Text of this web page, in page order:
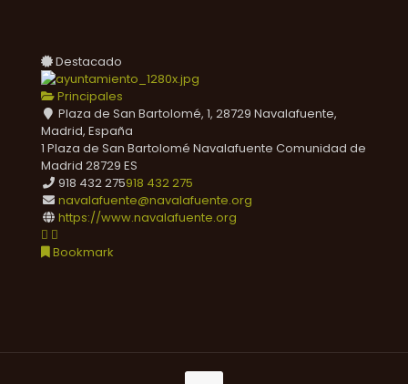
Destacado
Principales
Plaza de San Bartolomé, 1, 28729 Navalafuente,
Madrid, España
1 Plaza de San Bartolomé Navalafuente Comunidad de
Madrid 28729 ES
918 432 275918 432 275
navalafuente@navalafuente.org
https://www.navalafuente.org
Bookmark